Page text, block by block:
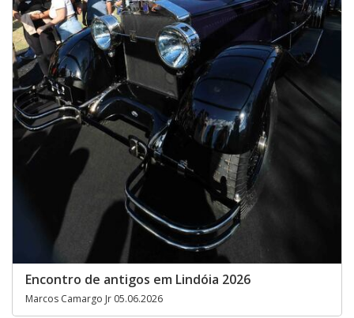
Encontro de antigos em Lindóia 2026
Marcos Camargo Jr 05.06.2026